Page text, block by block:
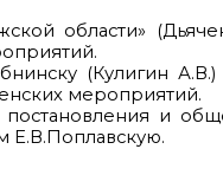
области»
(Кулигин А.В.)
мероприятий.
и
Е.В.Поплавскую.